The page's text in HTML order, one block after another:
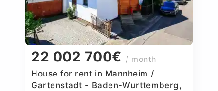
22 002 700€ / month
House for rent in Mannheim /
Gartenstadt - Baden-Wurttemberg,